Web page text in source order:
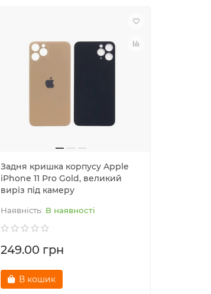
Задня кришка корпусу Apple
iPhone 11 Pro Gold, великий
виріз під камеру
В наявності
249.00 грн
В кошик